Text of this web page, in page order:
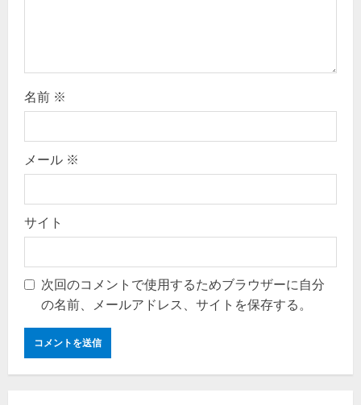
名前 ※
メール ※
サイト
次回のコメントで使用するためブラウザーに自分
の名前、メールアドレス、サイトを保存する。